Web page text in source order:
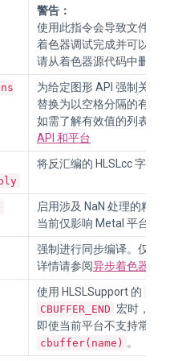
警告：
使用此指令会导致文件大
着色器调试完成并可以对
请从着色器源代码中删除
为给定图形 API 强制关闭
替换为以空格分隔的有效
如需了解有效值的列表，
API 和平台
将反汇编的 HLSLcc 字节
启用涉及 NaN 处理的精确
当前仅影响 Metal 平台。
强制进行同步编译。仅影
详情请参阅异步着色器编
使用 HLSLSupport 的
CBUFFER_END 宏时，
即使当前平台不支持常量
cbuffer(name) 。